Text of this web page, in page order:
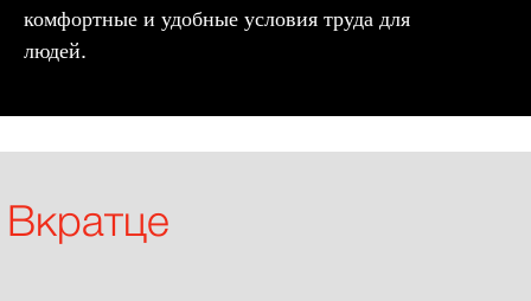
комфортные и удобные условия труда для
людей.
Вкратце